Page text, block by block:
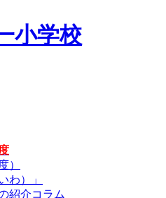
小学校
）
わ）」
紹介コラム